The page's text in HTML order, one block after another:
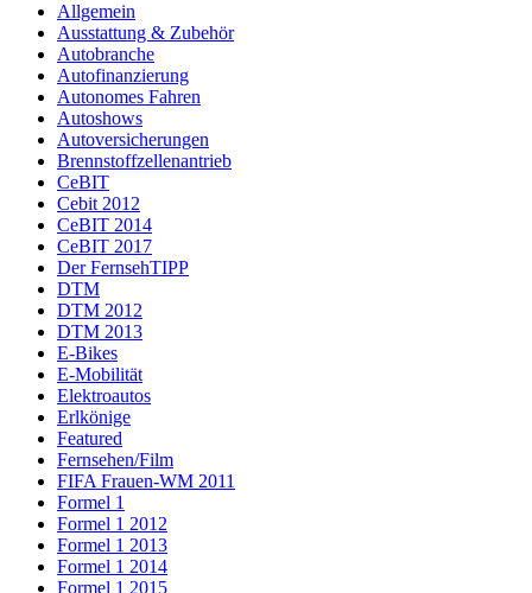
Allgemein
Ausstattung & Zubehör
Autobranche
Autofinanzierung
Autonomes Fahren
Autoshows
Autoversicherungen
Brennstoffzellenantrieb
CeBIT
Cebit 2012
CeBIT 2014
CeBIT 2017
Der FernsehTIPP
DTM
DTM 2012
DTM 2013
E-Bikes
E-Mobilität
Elektroautos
Erlkönige
Featured
Fernsehen/Film
FIFA Frauen-WM 2011
Formel 1
Formel 1 2012
Formel 1 2013
Formel 1 2014
Formel 1 2015